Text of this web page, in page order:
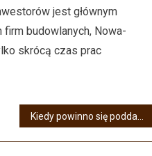
jest głównym
firm budowlanych, Nowa-
skrócą czas prac
Kiedy powinno się poddać podłogę lub procesowi cyklinowania